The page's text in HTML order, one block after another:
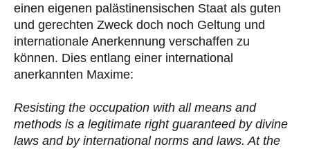
einen eigenen palästinensischen Staat als guten
und gerechten Zweck doch noch Geltung und
internationale Anerkennung verschaffen zu
können. Dies entlang einer international
anerkannten Maxime:
Resisting the occupation with all means and
methods is a legitimate right guaranteed by divine
laws and by international norms and laws. At the